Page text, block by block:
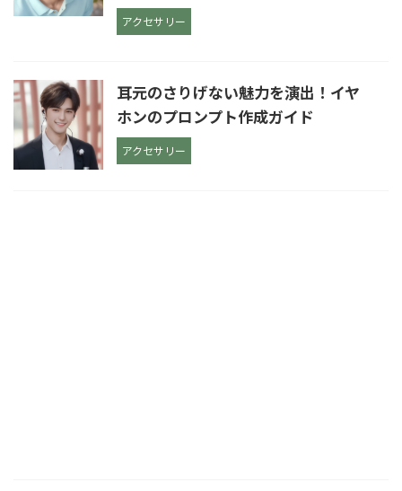
アクセサリー
耳元のさりげない魅力を演出！イヤ
ホンのプロンプト作成ガイド
アクセサリー